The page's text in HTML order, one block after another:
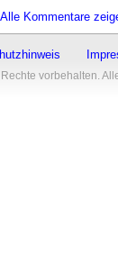
Alle Kommentare
vorbehalten.